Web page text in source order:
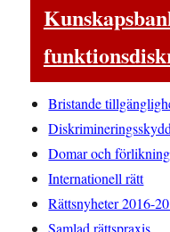
Bristande
Diskrimineringsskydd
Domar och
Internationell rätt
Rättsnyheter 2016-
Samlad rättspraxis